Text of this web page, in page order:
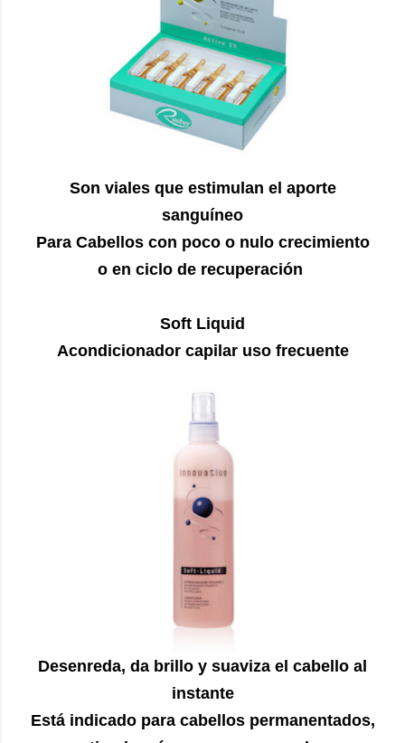
Son viales que estimulan el aporte
sanguíneo
Para Cabellos con poco o nulo crecimiento
o en ciclo de recuperación
Soft Liquid
Acondicionador capilar uso frecuente
Desenreda, da brillo y suaviza el cabello al
instante
Está indicado para cabellos permanentados,